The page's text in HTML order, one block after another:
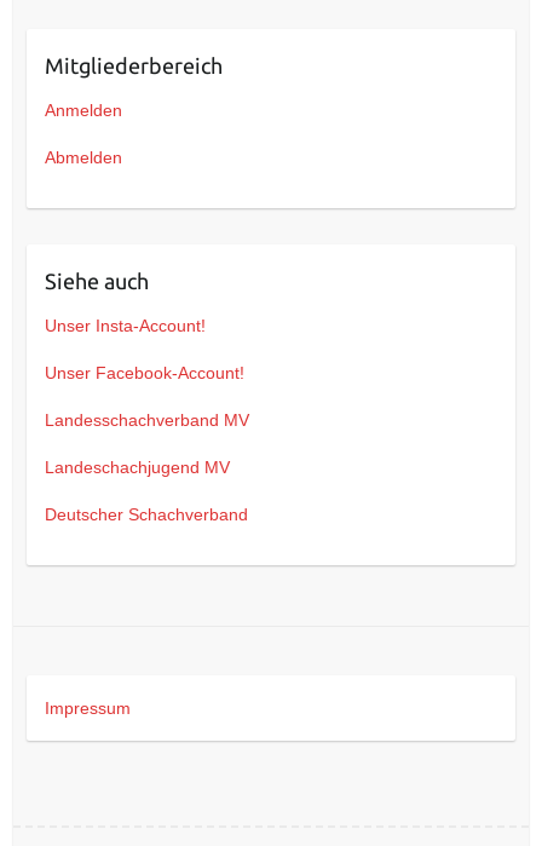
Mitgliederbereich
Anmelden
Abmelden
Siehe auch
Unser Insta-Account!
Unser Facebook-Account!
Landesschachverband MV
Landeschachjugend MV
Deutscher Schachverband
Impressum